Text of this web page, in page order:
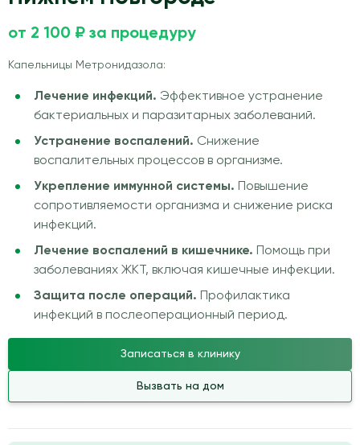
от 2 100 ₽ за процедуру
Капельницы Метронидазола:
Лечение инфекций. Эффективное устранение
бактериальных и паразитарных заболеваний.
Устранение воспалений. Снижение
воспалительных процессов в организме.
Укрепление иммунной системы. Повышение
сопротивляемости организма и снижение риска
инфекций.
Лечение воспалений в кишечнике. Помощь при
заболеваниях ЖКТ, включая кишечные инфекции.
Защита после операций. Профилактика
инфекций в послеоперационный период.
Записаться в клинику
Вызвать на дом